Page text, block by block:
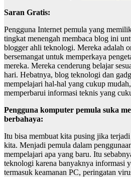
Saran Gratis:
Pengguna Internet pemula yang
tingkat menengah membaca blog ini
blogger ahli teknologi. Mereka adalah
bersemangat untuk memperkaya
mereka. Mereka cenderung belajar
hari. Hebatnya, blog teknologi dan
mempelajari hal-hal yang cukup
memperbarui informasi teknis yang
Pengguna komputer pemula suka
berbahaya:
Itu bisa membuat kita pusing jika
kita. Menjadi pemula dalam
mempelajari apa yang baru. Itu
teknologi karena banyaknya informasi
termasuk keamanan PC, peringatan